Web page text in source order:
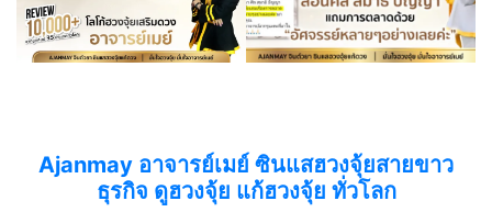
Ajanmay อาจารย์เมย์ ซินแสฮวงจุ้ยสายขาว
ธุรกิจ ดูฮวงจุ้ย แก้ฮวงจุ้ย ทั่วโลก